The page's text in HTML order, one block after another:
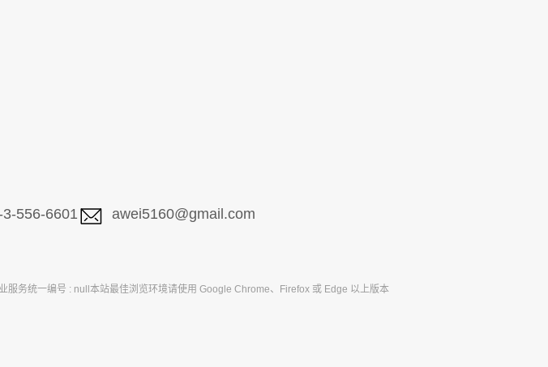
556-6601 awei5160@gmail.com
服务统一编号 : null本站最佳浏览环境请使用 Google Chrome、Firefox 或 Edge 以上版本